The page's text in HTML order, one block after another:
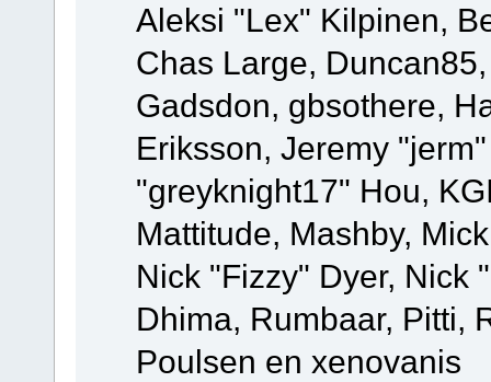
Aleksi "Lex" Kilpinen,
Chas Large,
Gadsdon, gbsothere,
Eriksson, Jeremy
"greyknight17" Hou,
Mattitude, Mashby,
Nick "Fizzy" Dyer, Nick
Dhima, Rumbaar, Pitti,
Poulsen en xenovanis